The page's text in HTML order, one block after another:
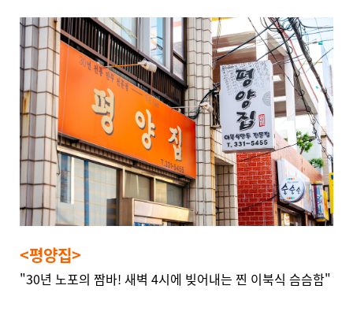
<평양집>
"30년 노포의 짬바! 새벽 4시에 빚어내는 찐 이북식 슴슴함"